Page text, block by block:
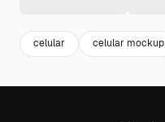
celular celular mockup